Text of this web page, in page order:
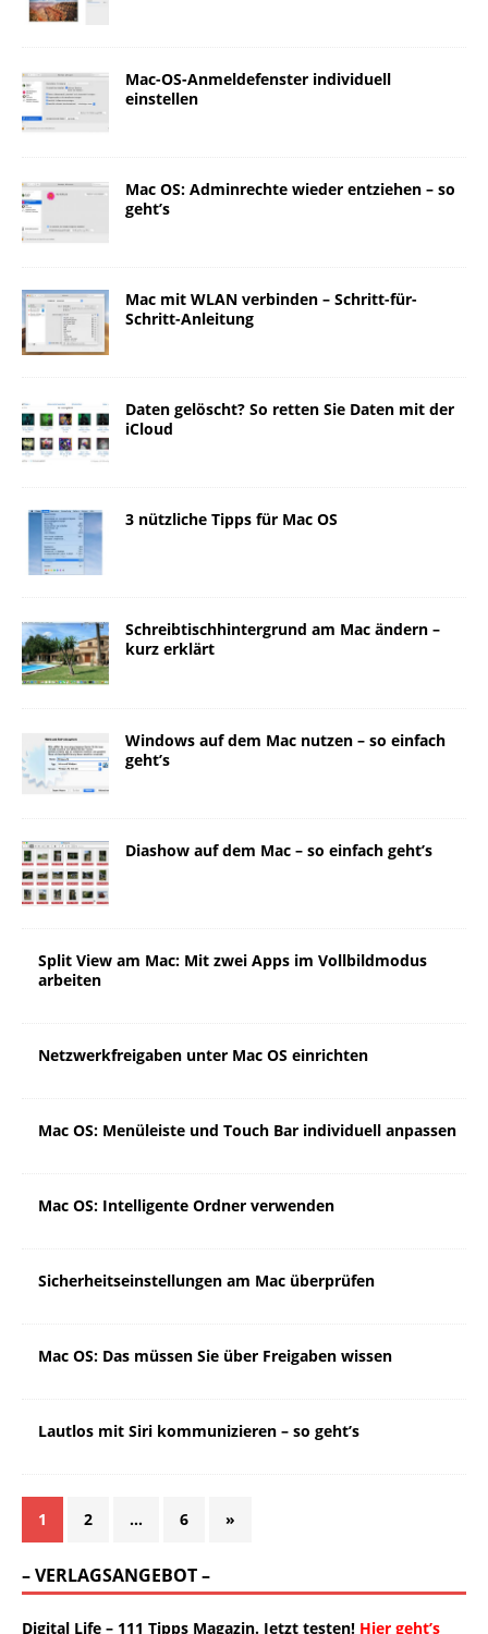
Mac-OS-Anmeldefenster individuell
einstellen
Mac OS: Adminrechte wieder entziehen – so
geht’s
Mac mit WLAN verbinden – Schritt-für-
Schritt-Anleitung
Daten gelöscht? So retten Sie Daten mit der
iCloud
3 nützliche Tipps für Mac OS
Schreibtischhintergrund am Mac ändern –
kurz erklärt
Windows auf dem Mac nutzen – so einfach
geht’s
Diashow auf dem Mac – so einfach geht’s
Split View am Mac: Mit zwei Apps im Vollbildmodus
arbeiten
Netzwerkfreigaben unter Mac OS einrichten
Mac OS: Menüleiste und Touch Bar individuell anpassen
Mac OS: Intelligente Ordner verwenden
Sicherheitseinstellungen am Mac überprüfen
Mac OS: Das müssen Sie über Freigaben wissen
Lautlos mit Siri kommunizieren – so geht’s
1 2 … 6 »
– VERLAGSANGEBOT –
Digital Life – 111 Tipps Magazin. Jetzt testen! Hier geht’s